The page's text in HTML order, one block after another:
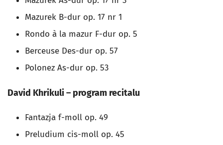
Mazurek B-dur op. 17 nr 1
Rondo à la mazur F-dur op. 5
Berceuse Des-dur op. 57
Polonez As-dur op. 53
David Khrikuli – program recitalu
Fantazja f-moll op. 49
Preludium cis-moll op. 45